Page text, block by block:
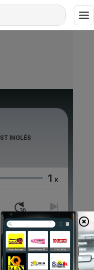
INGLÉS
1 x
00:00